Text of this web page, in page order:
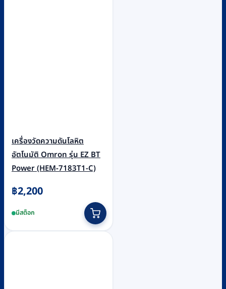
เครื่องวัดความดันโลหิต
อัตโนมัติ Omron รุ่น EZ BT
Power (HEM-7183T1-C)
฿2,200
มีสต็อก